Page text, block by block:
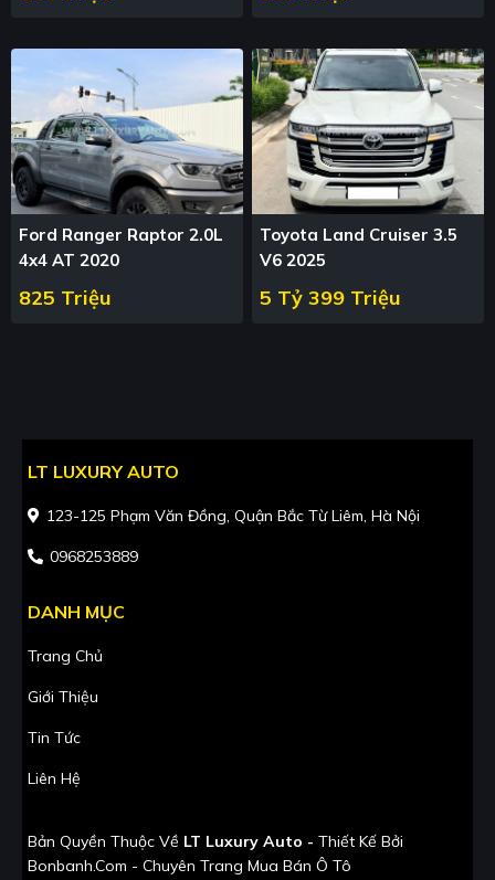
Ford Ranger Raptor 2.0L
4x4 AT 2020
825 Triệu
Toyota Land Cruiser 3.5
V6 2025
5 Tỷ 399 Triệu
LT LUXURY AUTO
123-125 Phạm Văn Đồng, Quận Bắc Từ Liêm, Hà Nội
0968253889
DANH MỤC
Trang Chủ
Giới Thiệu
Tin Tức
Liên Hệ
Bản Quyền Thuộc Về LT Luxury Auto - Thiết Kế Bởi
Bonbanh.com - Chuyên Trang Mua Bán Ô Tô